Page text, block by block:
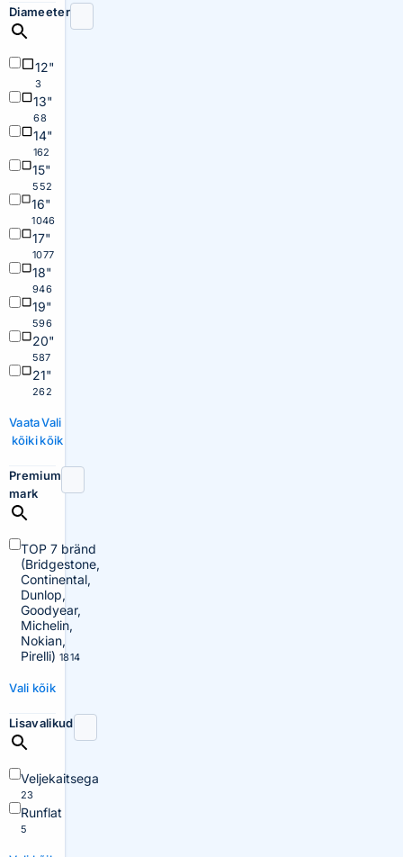
Diameeter
12"
3
13"
68
14"
162
15"
552
16"
1046
17"
1077
18"
946
19"
596
20"
587
21"
262
Vaata
kõiki
Vali
kõik
Premium
mark
TOP 7 bränd
(Bridgestone,
Continental,
Dunlop,
Goodyear,
Michelin,
Nokian,
Pirelli) 1814
Vali kõik
Lisavalikud
Veljekaitsega
23
Runflat
5